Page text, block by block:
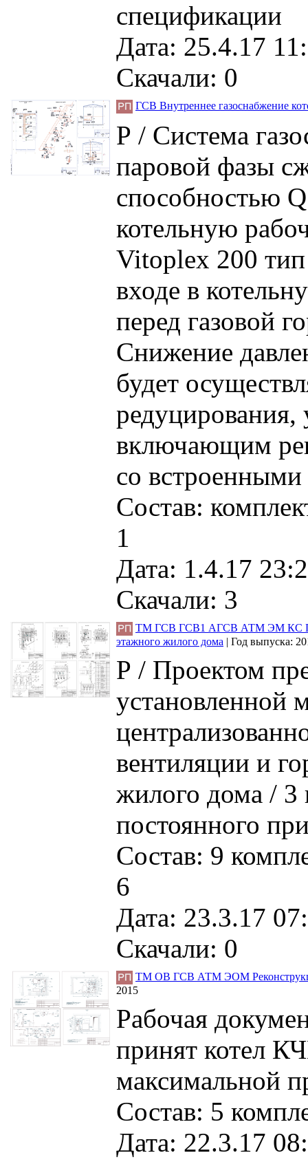
спецификации
Дата: 25.4.17
Скачали: 0
ГСВ Внутреннее газоснабжение
Р / Система
паровой фазы
способностью
котельную
Vitoplex 200 тип
входе в
перед газовой
Снижение
будет
включающим
со
Состав:
1
Дата: 1.4.17
Скачали: 3
ТМ ГСВ ГСВ1 АГСВ АТМ ЭМ КС ПС
этажного жилого дома | Год выпуска:
Р / Проектом
установленной
вентиляции и
жилого дома / 3
постоянного
Состав: 9
6
Дата: 23.3.17
Скачали: 0
ТМ ОВ ГСВ АТМ ЭОМ
2015
Рабочая
принят котел
максимальной
Состав: 5
Дата: 22.3.17